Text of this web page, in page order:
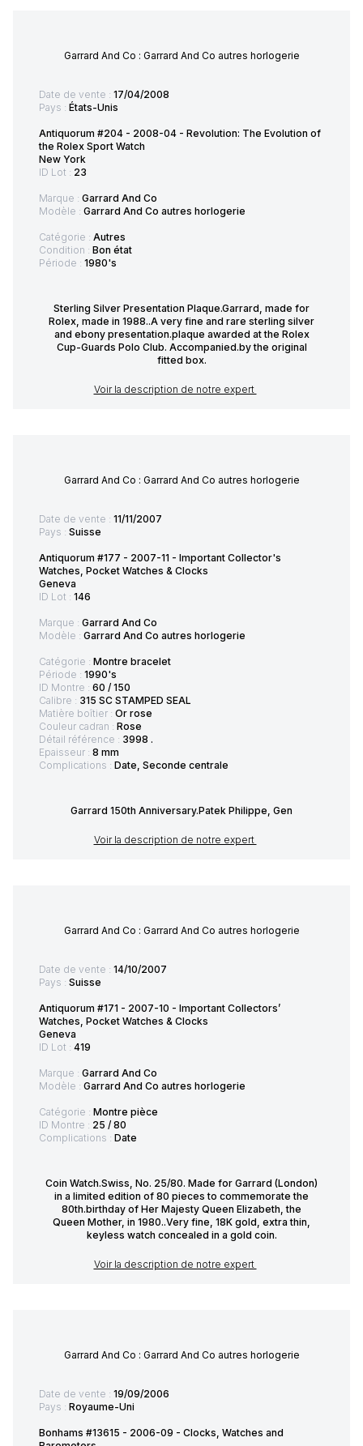
Garrard And Co : Garrard And Co autres horlogerie
Date de vente : 17/04/2008
Pays : États-Unis
Antiquorum #204 - 2008-04 - Revolution: The Evolution of
the Rolex Sport Watch
New York
ID Lot : 23
Marque : Garrard And Co
Modèle : Garrard And Co autres horlogerie
Catégorie : Autres
Condition : Bon état
Période : 1980's
Sterling Silver Presentation Plaque.Garrard, made for
Rolex, made in 1988..A very fine and rare sterling silver
and ebony presentation.plaque awarded at the Rolex
Cup-Guards Polo Club. Accompanied.by the original
fitted box.
Voir la description de notre expert
Garrard And Co : Garrard And Co autres horlogerie
Date de vente : 11/11/2007
Pays : Suisse
Antiquorum #177 - 2007-11 - Important Collector's
Watches, Pocket Watches & Clocks
Geneva
ID Lot : 146
Marque : Garrard And Co
Modèle : Garrard And Co autres horlogerie
Catégorie : Montre bracelet
Période : 1990's
ID Montre : 60 / 150
Calibre : 315 SC STAMPED SEAL
Matière boîtier : Or rose
Couleur cadran : Rose
Détail référence : 3998 .
Epaisseur : 8 mm
Complications : Date, Seconde centrale
Garrard 150th Anniversary.Patek Philippe, Gen
Voir la description de notre expert
Garrard And Co : Garrard And Co autres horlogerie
Date de vente : 14/10/2007
Pays : Suisse
Antiquorum #171 - 2007-10 - Important Collectors’
Watches, Pocket Watches & Clocks
Geneva
ID Lot : 419
Marque : Garrard And Co
Modèle : Garrard And Co autres horlogerie
Catégorie : Montre pièce
ID Montre : 25 / 80
Complications : Date
Coin Watch.Swiss, No. 25/80. Made for Garrard (London)
in a limited edition of 80 pieces to commemorate the
80th.birthday of Her Majesty Queen Elizabeth, the
Queen Mother, in 1980..Very fine, 18K gold, extra thin,
keyless watch concealed in a gold coin.
Voir la description de notre expert
Garrard And Co : Garrard And Co autres horlogerie
Date de vente : 19/09/2006
Pays : Royaume-Uni
Bonhams #13615 - 2006-09 - Clocks, Watches and